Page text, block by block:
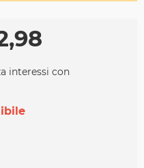
interessi con